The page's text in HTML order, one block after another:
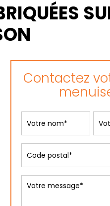
Contactez